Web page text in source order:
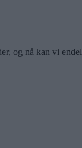
og nå kan vi